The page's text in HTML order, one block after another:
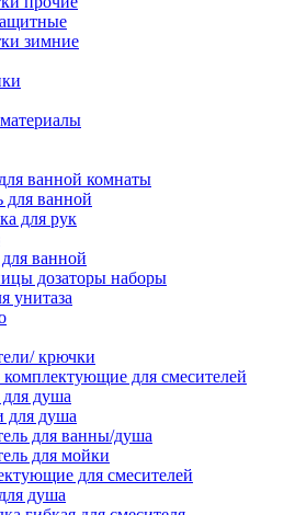
зимние
ванной комнаты
для ванной
для рук
ванной
дозаторы наборы
унитаза
крючки
для смесителей
душа
для душа
для ванны/душа
для мойки
для смесителей
душа